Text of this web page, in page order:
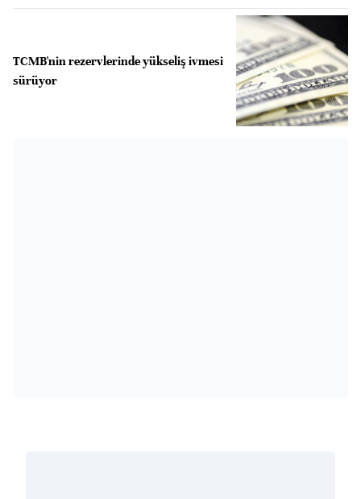
TCMB'nin rezervlerinde yükseliş ivmesi
sürüyor